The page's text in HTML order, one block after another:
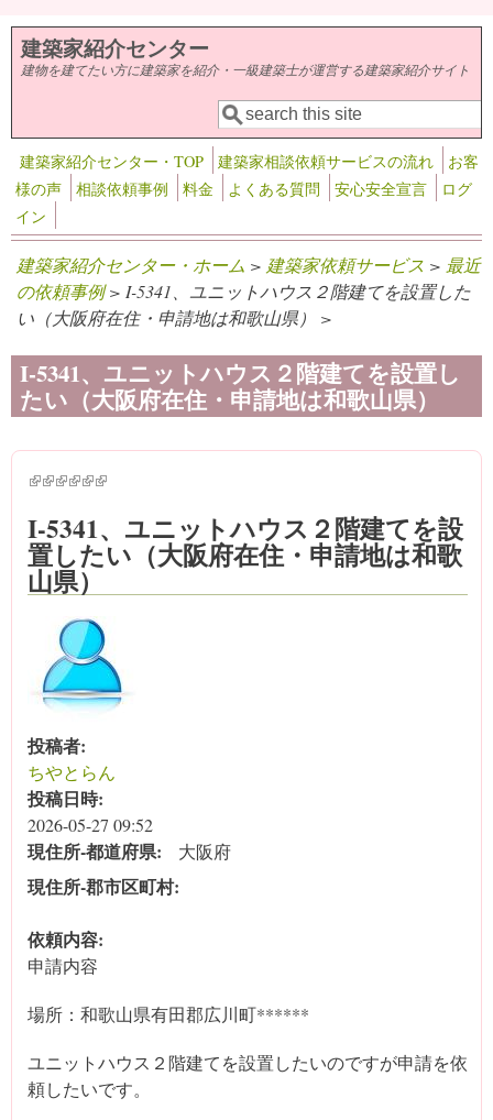
メインコンテンツに移動
建築家紹介センター
建物を建てたい方に建築家を紹介・一級建築士が運営する建築家紹介サイト
検索フォーム
検索
建築家紹介センター・TOP 建築家相談依頼サービスの流れ
お客
様の声
相談依頼事例 料金 よくある質問 安心安全宣言
ログ
イン
建築家紹介センター・ホーム > 建築家依頼サービス > 最近
の依頼事例> I-5341、ユニットハウス２階建てを設置した
い（大阪府在住・申請地は和歌山県） >
I-5341、ユニットハウス２階建てを設置し
たい（大阪府在住・申請地は和歌山県）
(link is external)
(link is external)
(link is external)
(link is external)
(link is external)
(link is external)
I-5341、ユニットハウス２階建てを設
置したい（大阪府在住・申請地は和歌
山県）
投稿者:
ちやとらん
投稿日時:
2026-05-27 09:52
現住所‐都道府県: 大阪府
現住所‐郡市区町村:
依頼内容:
申請内容
場所：和歌山県有田郡広川町******
ユニットハウス２階建てを設置したいのですが申請を依
頼したいです。